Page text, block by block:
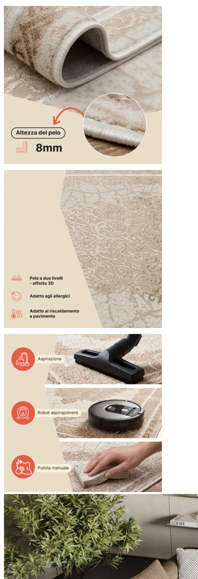
interessanti per i
Non classificati